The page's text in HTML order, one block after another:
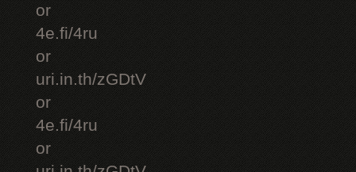
or
4e.fi/4ru
or
uri.in.th/zGDtV
or
4e.fi/4ru
or